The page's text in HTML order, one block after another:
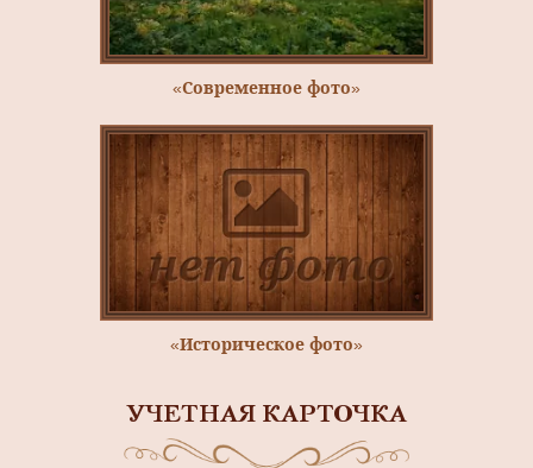
«Современное фото»
«Историческое фото»
УЧЕТНАЯ КАРТОЧКА